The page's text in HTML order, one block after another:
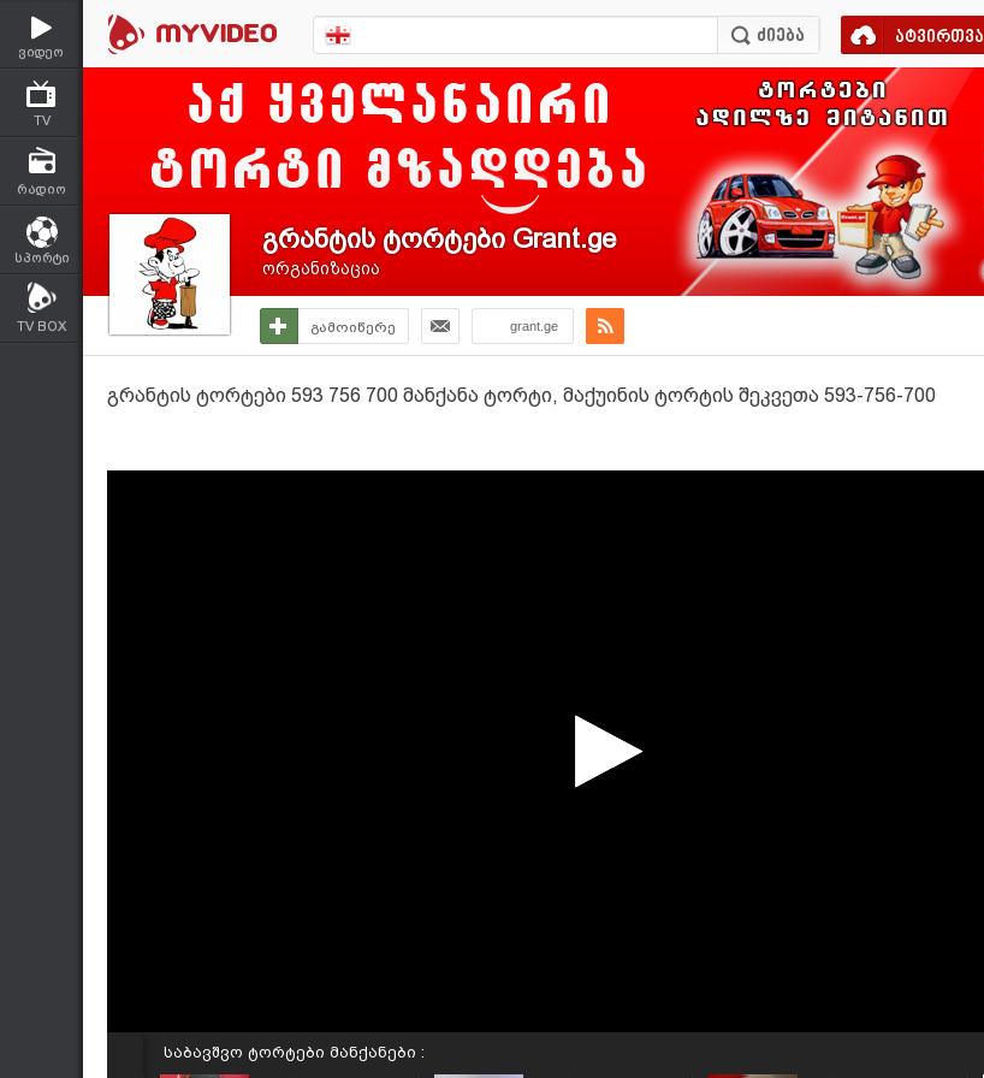
ვიდეო
TV
რადიო
სპორტი
TV BOX
ატვირთვა
გრანტის ტორტები Grant.ge
ორგანიზაცია
გამოიწერე grant.ge
გრანტის ტორტები 593 756 700 მანქანა ტორტი, მაქუინის ტორტის შეკვეთა 593-756-700
საბავშვო ტორტები მანქანები :